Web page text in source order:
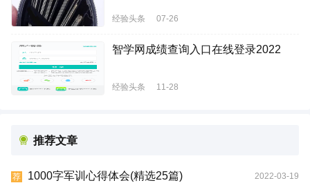
经验头条 07-26
智学网成绩查询入口在线登录2022
经验头条 11-28
推荐文章
荐 1000字军训心得体会(精选25篇) 2022-03-19